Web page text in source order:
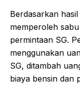
Berdasarkan
memperoleh
permintaan SG.
menggunakan
SG, ditambah
biaya bensin dan